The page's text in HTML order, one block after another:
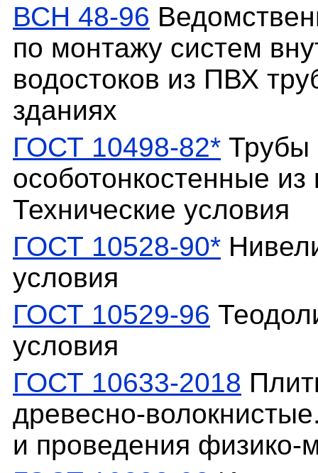
ВСН 48-96
по монтажу систем
водостоков из ПВХ
зданиях
ГОСТ 10498-82*
особотонкостенные из
Технические условия
ГОСТ 10528-90*
условия
ГОСТ 10529-96
условия
ГОСТ 10633-2018
древесно-
и проведения физико-